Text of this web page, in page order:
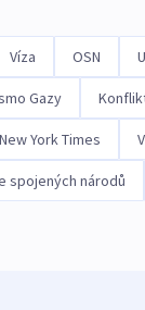
Víza OSN
Gazy
York Times
spojených národů